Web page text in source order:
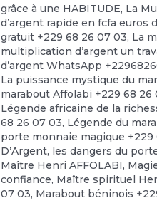
grâce à une HABITUDE, La
d’argent rapide en fcfa euros
gratuit +229 68 26 07 03, La
multiplication d’argent un
d’argent WhatsApp
La puissance mystique du
marabout Affolabi +229 68 26
Légende africaine de la
68 26 07 03, Légende du
porte monnaie magique +229
D’Argent, les dangers du
Maître Henri AFFOLABI,
confiance, Maître spirituel
07 03, Marabout béninois